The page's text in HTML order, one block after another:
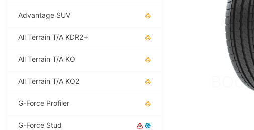
Advantage SUV
All Terrain T/A KDR2+
All Terrain T/A KO
All Terrain T/A KO2
G-Force Profiler
G-Force Stud